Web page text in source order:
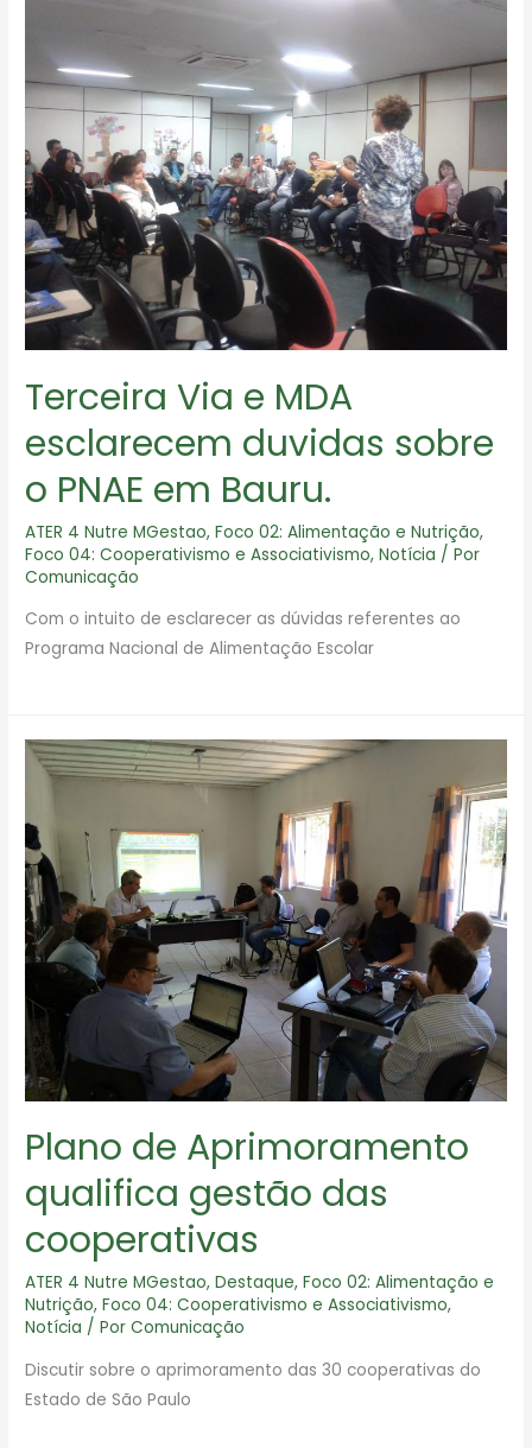
Terceira Via e MDA
esclarecem duvidas sobre
o PNAE em Bauru.
ATER 4 Nutre MGestao,Foco 02: Alimentação e Nutrição,
Foco 04: Cooperativismo e Associativismo,Notícia / Por
Comunicação
Com o intuito de esclarecer as dúvidas referentes ao
Programa Nacional de Alimentação Escolar
Plano de Aprimoramento
qualifica gestão das
cooperativas
ATER 4 Nutre MGestao,Destaque,Foco 02: Alimentação e
Nutrição,Foco 04: Cooperativismo e Associativismo,
Notícia / PorComunicação
Discutir sobre o aprimoramento das 30 cooperativas do
Estado de São Paulo